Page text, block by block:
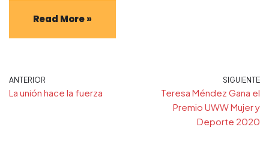
Read More »
ANTERIOR
La unión hace la fuerza
SIGUIENTE
Teresa Méndez Gana el
Premio UWW Mujer y
Deporte 2020